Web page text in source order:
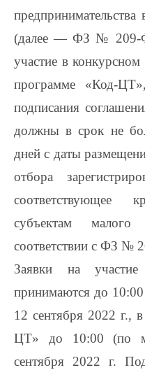
(далее — ФЗ № 209-
участие в
программе «Код-
подписания
должны в срок не
дней с даты
отбора
соответствующее
субъектам малого
соответствии с ФЗ №
Заявки на
принимаются до
12 сентября 2022 г.,
ЦТ» до 10:00 (по
сентября 2022 г.